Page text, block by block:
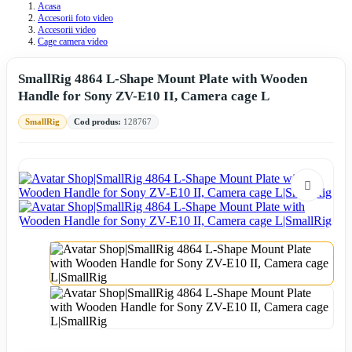
Acasa
Accesorii foto video
Accesorii video
Cage camera video
SmallRig 4864 L-Shape Mount Plate with Wooden
Handle for Sony ZV-E10 II, Camera cage L
SmallRig Cod produs: 128767